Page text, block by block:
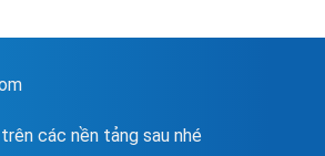
các nền tảng sau nhé